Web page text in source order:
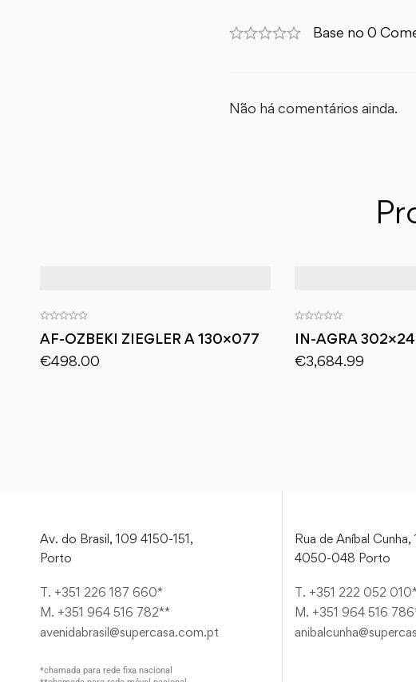
Base no 0
Não há comentários ainda.
AF-OZBEKI ZIEGLER A 130×077
€498.00
IN-AGRA
€3,684.99
Av. do Brasil, 109 4150-151,
Porto
T. +351 226 187 660*
M. +351 964 516 782**
avenidabrasil@supercasa.com.pt
*chamada para rede fixa nacional
Rua de Aníbal Cunha,
4050-048 Porto
T. +351 222 052
M. +351 964 516